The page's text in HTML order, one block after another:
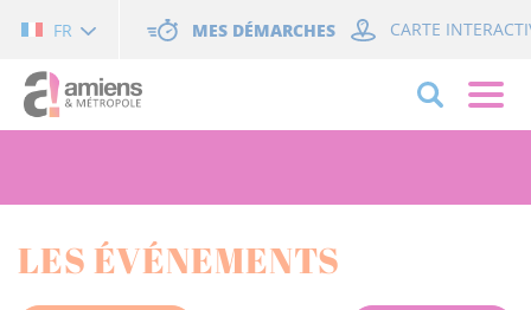
FR MES DÉMARCHES CARTE
LES ÉVÉNEMENTS